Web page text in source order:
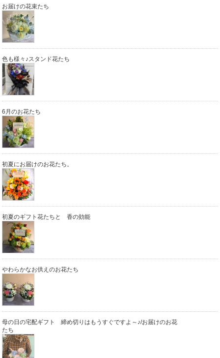
お届けの花束たち
色も様々♪スタンド花たち
6月のお花たち
初夏にお届けのお花たち。
初夏のギフト花たちと 香の効能
やわらかなお供えのお花たち
母の日の宅配ギフト 締め切りはもうすぐですよ～♪/お届けのお花
たち